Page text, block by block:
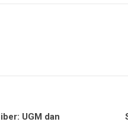
UGM dan